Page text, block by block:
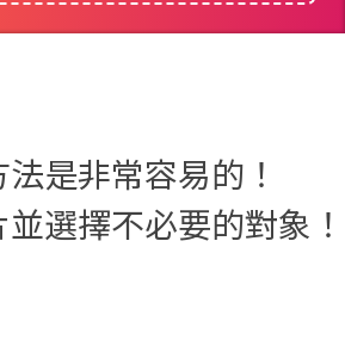
是非常容易的！
選擇不必要的對象！